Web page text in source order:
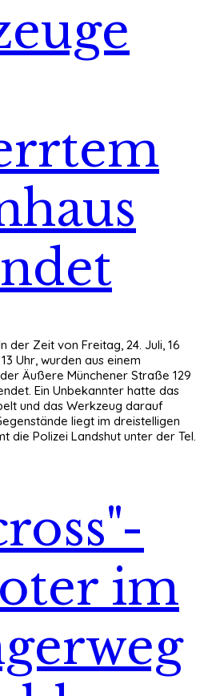
der Zeit von Freitag, 24. Juli, 16
Uhr, wurden aus einem
Äußere Münchener Straße 129
Ein Unbekannter hatte das
und das Werkzeug darauf
liegt im dreistelligen
die Polizei Landshut unter der Tel.
im